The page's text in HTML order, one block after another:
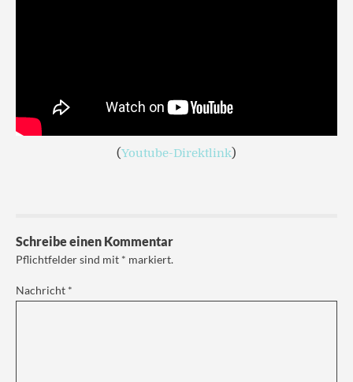
(Youtube-Direktlink)
Schreibe einen Kommentar
Pflichtfelder sind mit * markiert.
Nachricht *